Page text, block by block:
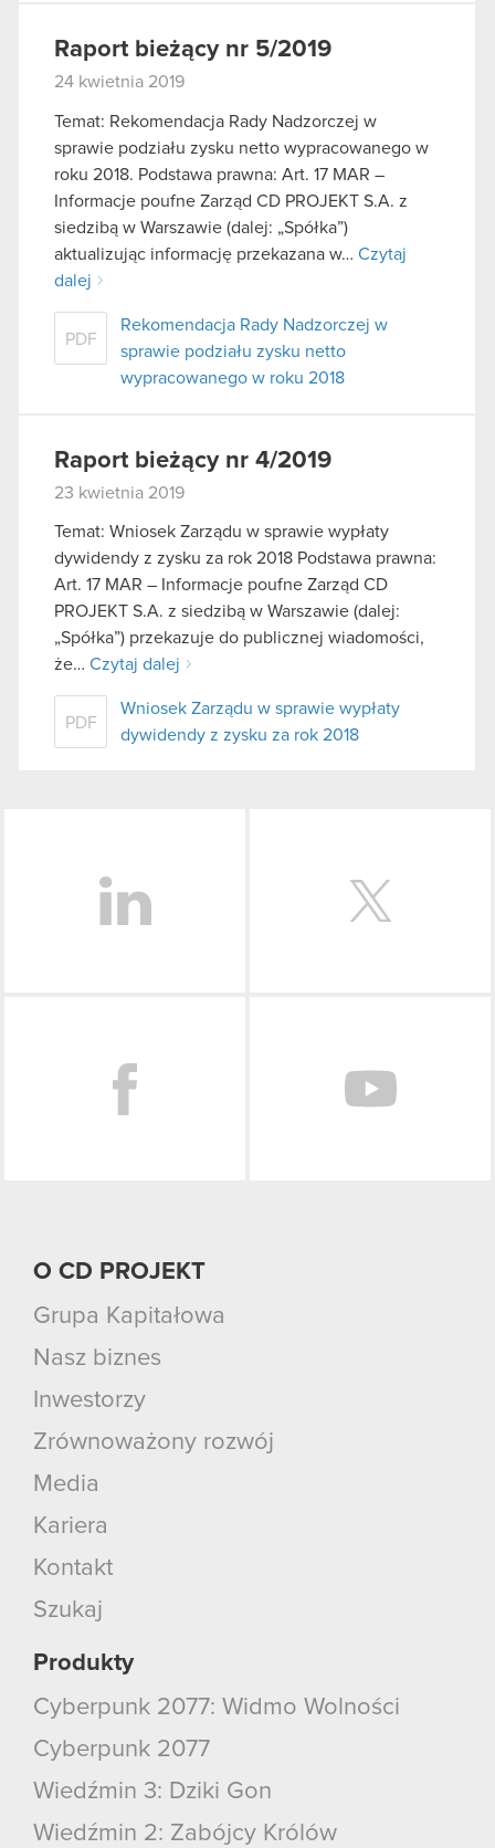
Raport bieżący nr 5/2019
24 kwietnia 2019
Temat: Rekomendacja Rady Nadzorczej w
sprawie podziału zysku netto wypracowanego w
roku 2018. Podstawa prawna: Art. 17 MAR –
Informacje poufne Zarząd CD PROJEKT S.A. z
siedzibą w Warszawie (dalej: „Spółka”)
aktualizując informację przekazana w… Czytaj
dalej
PDF
Rekomendacja Rady Nadzorczej w
sprawie podziału zysku netto
wypracowanego w roku 2018
Raport bieżący nr 4/2019
23 kwietnia 2019
Temat: Wniosek Zarządu w sprawie wypłaty
dywidendy z zysku za rok 2018 Podstawa prawna:
Art. 17 MAR – Informacje poufne Zarząd CD
PROJEKT S.A. z siedzibą w Warszawie (dalej:
„Spółka”) przekazuje do publicznej wiadomości,
że… Czytaj dalej
PDF
Wniosek Zarządu w sprawie wypłaty
dywidendy z zysku za rok 2018
O CD PROJEKT
Grupa Kapitałowa
Nasz biznes
Inwestorzy
Zrównoważony rozwój
Media
Kariera
Kontakt
Szukaj
Produkty
Cyberpunk 2077: Widmo Wolności
Cyberpunk 2077
Wiedźmin 3: Dziki Gon
Wiedźmin 2: Zabójcy Królów